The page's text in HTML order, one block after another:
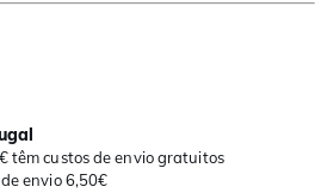
têm custos de envio gratuitos
envio 6,50€